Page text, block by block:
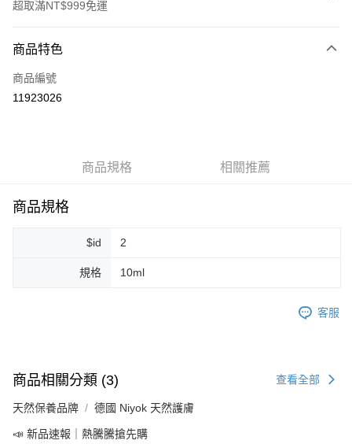
超取滿NT$999免運
信用卡一次付款
超商取貨付款
悠遊付
全家純取貨 (先付款
7-11取貨付款
商品特色
商品編號
11923026
商品規格 相關推薦
商品規格
$id 2
規格 10ml
客服
商品相關分類 (3) 查看全部
天然保養品牌 德國 Niyok 天然護膚
📣 新品速報｜熱騰騰搶先購